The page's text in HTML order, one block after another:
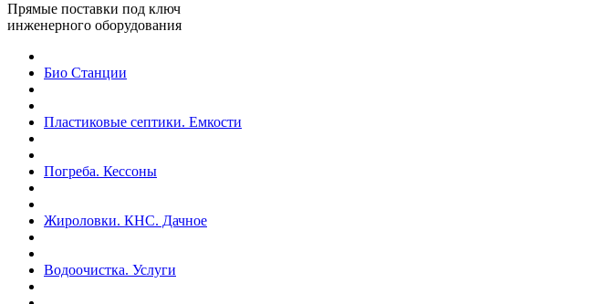
Прямые поставки под ключ
инженерного оборудования
Био Станции
Пластиковые септики. Емкости
Погреба. Кессоны
Жироловки. КНС. Дачное
Водоочистка. Услуги